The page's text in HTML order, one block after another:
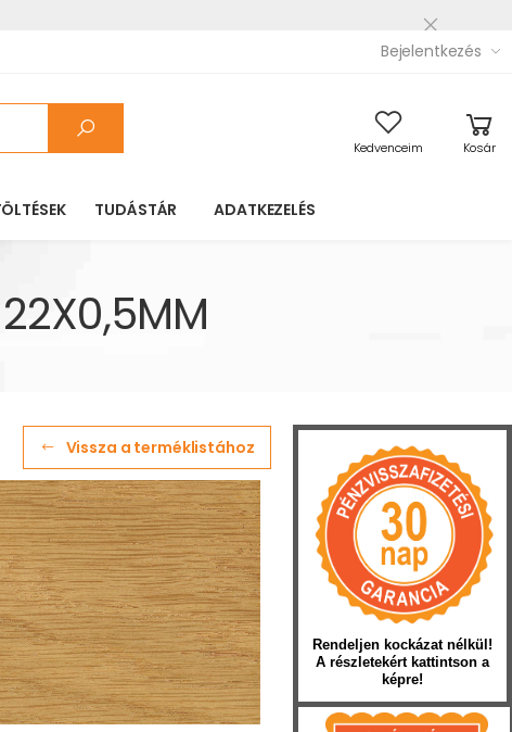
Bejelentkezés
Kedvenceim Kosár
TUDÁSTÁR ADATKEZELÉS
Vissza a terméklistához
Rendeljen kockázat nélkül!
A részletekért kattintson a
képre!